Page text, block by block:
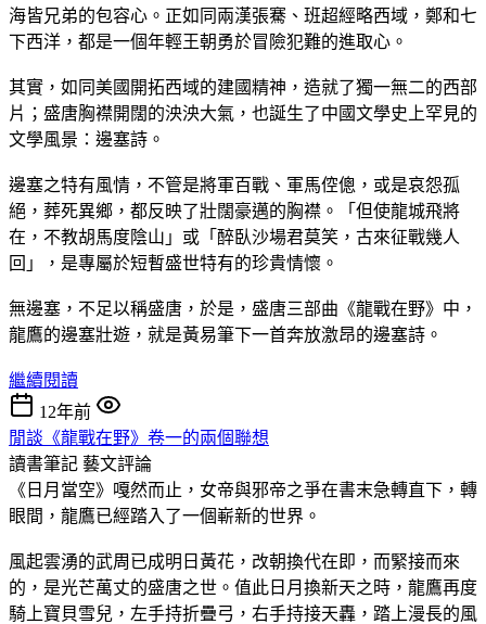
海皆兄弟的包容心。正如同兩漢張騫、班超經略西域，鄭和七
下西洋，都是一個年輕王朝勇於冒險犯難的進取心。
其實，如同美國開拓西域的建國精神，造就了獨一無二的西部
片；盛唐胸襟開闊的泱泱大氣，也誕生了中國文學史上罕見的
文學風景：邊塞詩。
邊塞之特有風情，不管是將軍百戰、軍馬倥傯，或是哀怨孤
絕，葬死異鄉，都反映了壯闊豪邁的胸襟。「但使龍城飛將
在，不教胡馬度陰山」或「醉臥沙場君莫笑，古來征戰幾人
回」，是專屬於短暫盛世特有的珍貴情懷。
無邊塞，不足以稱盛唐，於是，盛唐三部曲《龍戰在野》中，
龍鷹的邊塞壯遊，就是黃易筆下一首奔放激昂的邊塞詩。
繼續閱讀
12年前
閒談《龍戰在野》卷一的兩個聯想
讀書筆記 藝文評論
《日月當空》嘎然而止，女帝與邪帝之爭在書末急轉直下，轉
眼間，龍鷹已經踏入了一個嶄新的世界。
風起雲湧的武周已成明日黃花，改朝換代在即，而緊接而來
的，是光芒萬丈的盛唐之世。值此日月換新天之時，龍鷹再度
騎上寶貝雪兒，左手持折疊弓，右手持接天轟，踏上漫長的風